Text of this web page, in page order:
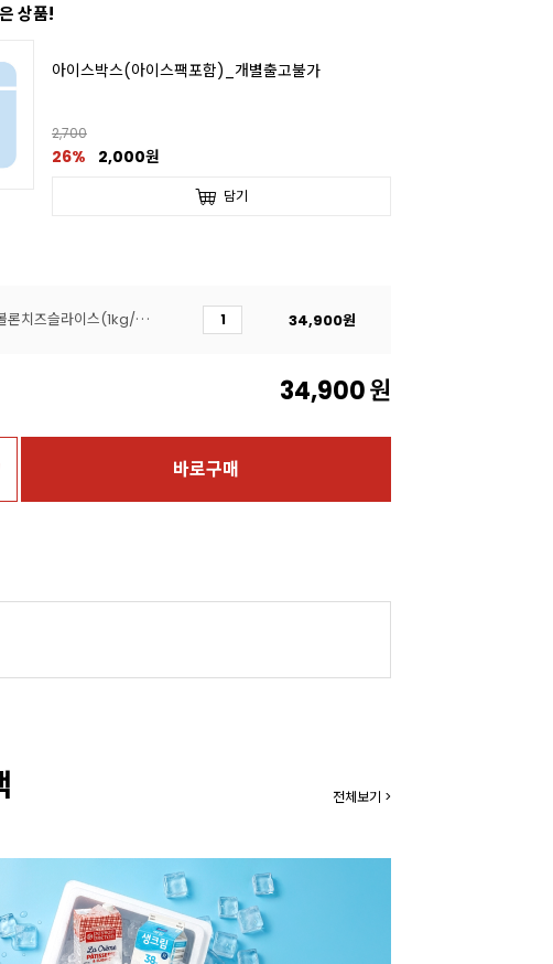
상품!
아이스박스(아이스팩포함)_개별출고불가
2,700
26% 2,000원
담기
[주문배송]프로볼론치즈슬라이스(1kg/6.4슈레드) 34,900원
34,900원
바로구매
전체보기 >